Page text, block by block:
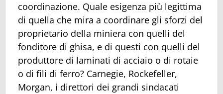
coordinazione. Quale esigenza più legittima
di quella che mira a coordinare gli sforzi del
proprietario della miniera con quelli del
fonditore di ghisa, e di questi con quelli del
produttore di laminati di acciaio o di rotaie
o di fili di ferro? Carnegie, Rockefeller,
Morgan, i direttori dei grandi sindacati